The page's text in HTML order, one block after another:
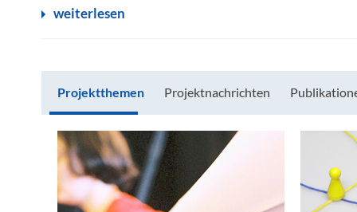
weiterlesen
Projektthemen Projektnachrichten
Projektthemen